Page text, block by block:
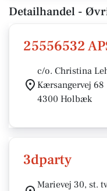
Detailhandel -
25556532
c/o. Christina
Kærsangervej 68
4300 Holbæk
3dparty
Marievej 30, st.